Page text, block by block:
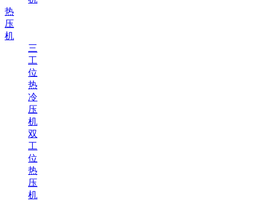
热
压
机
三
工
位
热
冷
压
机
双
工
位
热
压
机